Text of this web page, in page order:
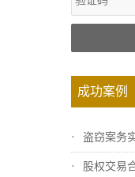
成功案例
盗窃案务
股权交易